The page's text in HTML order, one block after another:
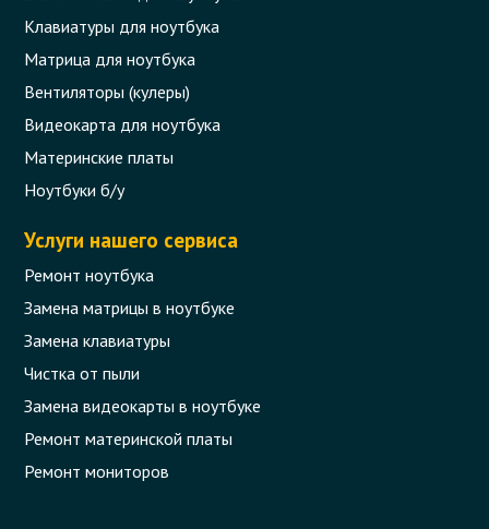
Клавиатуры для ноутбука
Матрица для ноутбука
Вентиляторы (кулеры)
Видеокарта для ноутбука
Материнские платы
Ноутбуки б/у
Услуги нашего сервиса
Ремонт ноутбука
Замена матрицы в ноутбуке
Замена клавиатуры
Чистка от пыли
Замена видеокарты в ноутбуке
Ремонт материнской платы
Ремонт мониторов